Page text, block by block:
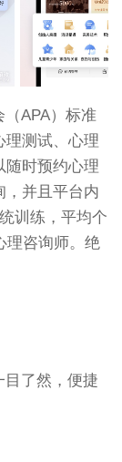
APA）标准
理测试、心理
随时预约心理
，并且平台内
训练，平均个
理咨询师。绝
目了然，便捷